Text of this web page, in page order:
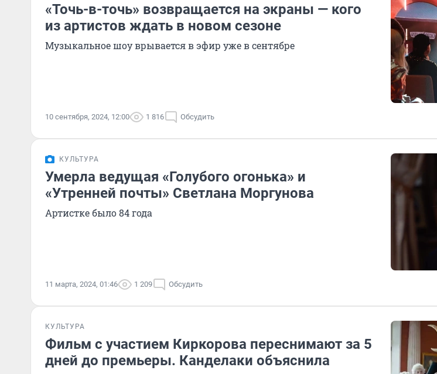
«Точь-в-точь» возвращается на экраны — кого
из артистов ждать в новом сезоне
Музыкальное шоу врывается в эфир уже в сентябре
10 сентября, 2024, 12:00 1 816 Обсудить
КУЛЬТУРА
Умерла ведущая «Голубого огонька» и
«Утренней почты» Светлана Моргунова
Артистке было 84 года
11 марта, 2024, 01:46 1 209 Обсудить
КУЛЬТУРА
Фильм с участием Киркорова переснимают за 5
дней до премьеры. Канделаки объяснила